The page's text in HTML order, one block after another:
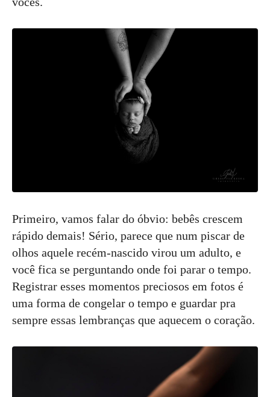
Primeiro, vamos falar do óbvio: bebês crescem
rápido demais! Sério, parece que num piscar de
olhos aquele recém-nascido virou um adulto, e
você fica se perguntando onde foi parar o tempo.
Registrar esses momentos preciosos em fotos é
uma forma de congelar o tempo e guardar pra
sempre essas lembranças que aquecem o coração.